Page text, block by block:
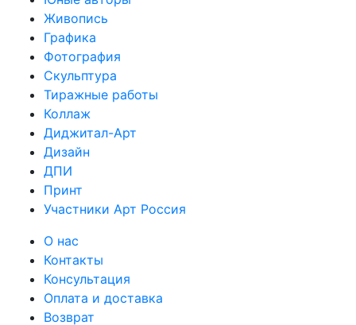
Живопись
Графика
Фотография
Скульптура
Тиражные работы
Коллаж
Диджитал-Арт
Дизайн
ДПИ
Принт
Участники Арт Россия
О нас
Контакты
Консультация
Оплата и доставка
Возврат